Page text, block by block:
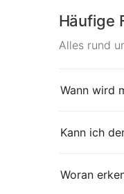
Häufige
Alles rund
Wann wird
Kann ich
Woran